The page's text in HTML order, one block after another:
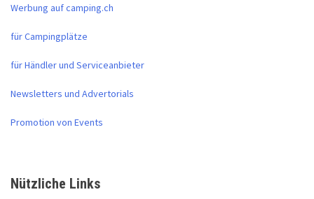
Werbung auf camping.ch
für Campingplätze
für Händler und Serviceanbieter
Newsletters und Advertorials
Promotion von Events
Nützliche Links